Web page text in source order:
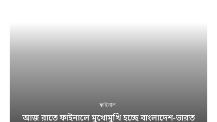
ফাইনাল
আজ রাতে ফাইনালে মুখোমুখি হচ্ছে বাংলাদেশ-ভারত